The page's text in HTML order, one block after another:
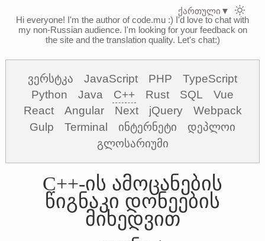
Hi everyone! I'm the author of code.mu :) I'd love to chat with
my non-Russian audience. I'm looking for your feedback on
the site and the translation quality. Let's chat:)
ვერსტკა JavaScript PHP
TypeScript
Python
Java C++ Rust SQL
Vue
React
Angular Next jQuery
Webpack
Gulp
Terminal ინტერნეტი
დეპლოი
გლოსარიუმი
C++-ის ამოცანების
წიგნაკი დონეების
მიხედვით
ქართული ▼